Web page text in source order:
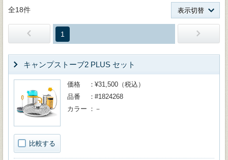
全18件 表示切替
1
キャンプストーブ2 PLUS セット
比較する
価格
¥31,500（税込）
品番
#1824268
カラー
－